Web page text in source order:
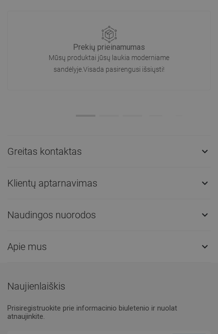
Prekių prieinamumas
Mūsų produktai jūsų laukia moderniame
sandėlyje.Visada pasirengusi išsiųsti!
Greitas kontaktas 
Klientų aptarnavimas 
Naudingos nuorodos 
Apie mus 
Naujienlaiškis
Prisiregistruokite prie informacinio biuletenio ir nuolat
atnaujinkite.